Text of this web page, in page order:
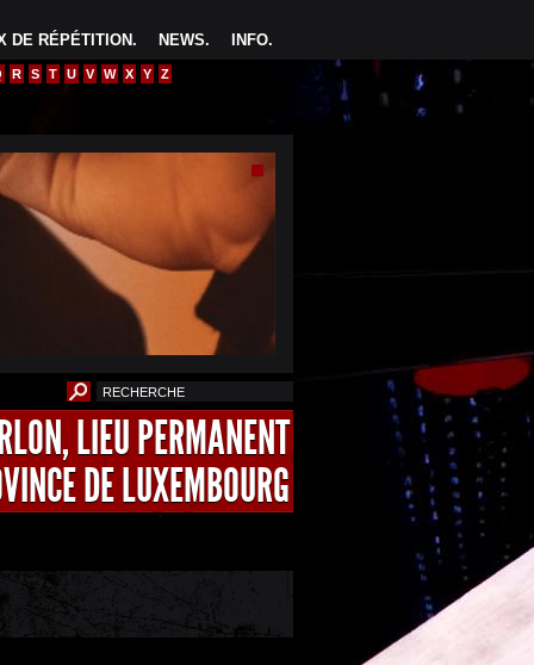
INFO.
NEWS.
DE RÉPÉTITION.
R S T U V W X Y Z
LIEU PERMANENT
DE LUXEMBOURG